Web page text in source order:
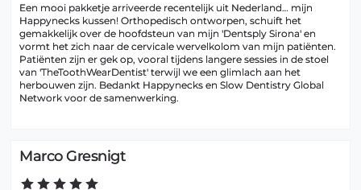
Een mooi pakketje arriveerde recentelijk uit Nederland… mijn
Happynecks kussen! Orthopedisch ontworpen, schuift het
gemakkelijk over de hoofdsteun van mijn 'Dentsply Sirona' en
vormt het zich naar de cervicale wervelkolom van mijn patiënten.
Patiënten zijn er gek op, vooral tijdens langere sessies in de stoel
van 'TheToothWearDentist' terwijl we een glimlach aan het
herbouwen zijn. Bedankt Happynecks en Slow Dentistry Global
Network voor de samenwerking.
Marco Gresnigt